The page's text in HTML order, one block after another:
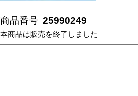
商品番号 25990249
本商品は販売を終了しました